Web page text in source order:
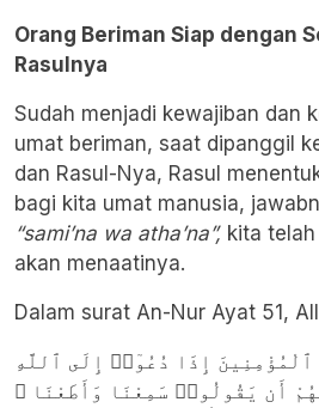
Orang Beriman Siap dengan
Rasulnya
Sudah menjadi kewajiban dan
umat beriman, saat dipanggil
dan Rasul-Nya, Rasul
bagi kita umat manusia,
“sami’na wa atha’na”, kita
akan menaatinya.
Dalam surat An-Nur Ayat 51,
ٱلْمُؤْمِنِينَ إِذَا دُعُوٓا۟ إِلَى ٱللَّهِ
أَن يَقُولُوا۟ سَمِعْنَا وَأَطَعْنَا